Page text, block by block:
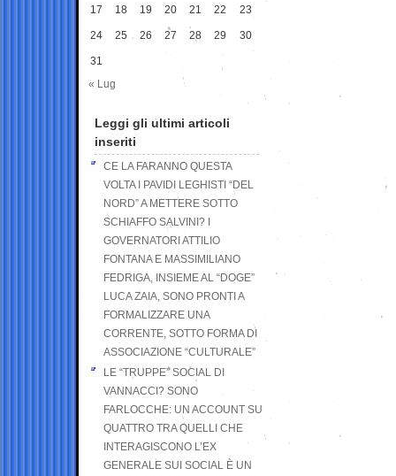
17 18 19 20 21 22 23
24 25 26 27 28 29 30
31
« Lug
Leggi gli ultimi articoli
inseriti
CE LA FARANNO QUESTA
VOLTA I PAVIDI LEGHISTI “DEL
NORD” A METTERE SOTTO
SCHIAFFO SALVINI? I
GOVERNATORI ATTILIO
FONTANA E MASSIMILIANO
FEDRIGA, INSIEME AL “DOGE”
LUCA ZAIA, SONO PRONTI A
FORMALIZZARE UNA
CORRENTE, SOTTO FORMA DI
ASSOCIAZIONE “CULTURALE”
LE “TRUPPE” SOCIAL DI
VANNACCI? SONO
FARLOCCHE: UN ACCOUNT SU
QUATTRO TRA QUELLI CHE
INTERAGISCONO L’EX
GENERALE SUI SOCIAL È UN